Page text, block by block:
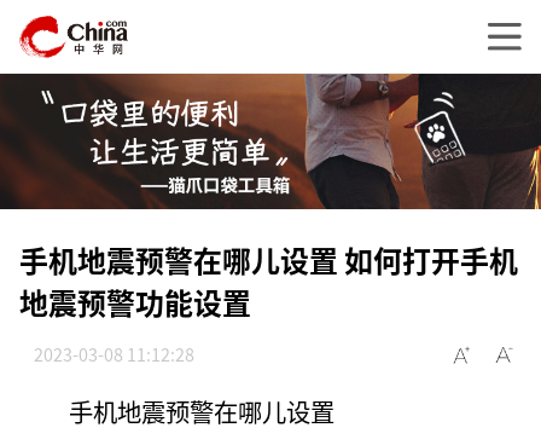
手机地震预警在哪儿设置 如何打开手机
地震预警功能设置
2023-03-08 11:12:28
手机地震预警在哪儿设置